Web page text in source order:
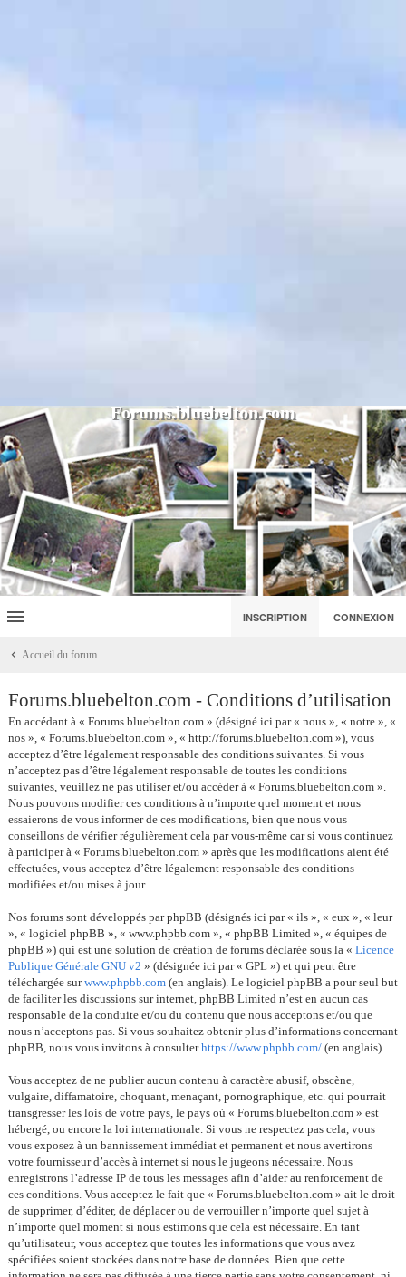
Forums.bluebelton.com
INSCRIPTION CONNEXION
Accueil du forum
Forums.bluebelton.com - Conditions d’utilisation
En accédant à « Forums.bluebelton.com » (désigné ici par « nous », « notre », «
nos », « Forums.bluebelton.com », « http://forums.bluebelton.com »), vous
acceptez d’être légalement responsable des conditions suivantes. Si vous
n’acceptez pas d’être légalement responsable de toutes les conditions
suivantes, veuillez ne pas utiliser et/ou accéder à « Forums.bluebelton.com ».
Nous pouvons modifier ces conditions à n’importe quel moment et nous
essaierons de vous informer de ces modifications, bien que nous vous
conseillons de vérifier régulièrement cela par vous-même car si vous continuez
à participer à « Forums.bluebelton.com » après que les modifications aient été
effectuées, vous acceptez d’être légalement responsable des conditions
modifiées et/ou mises à jour.
Nos forums sont développés par phpBB (désignés ici par « ils », « eux », « leur
», « logiciel phpBB », « www.phpbb.com », « phpBB Limited », « équipes de
phpBB ») qui est une solution de création de forums déclarée sous la « Licence
Publique Générale GNU v2 » (désignée ici par « GPL ») et qui peut être
téléchargée surwww.phpbb.com (en anglais). Le logiciel phpBB a pour seul but
de faciliter les discussions sur internet, phpBB Limited n’est en aucun cas
responsable de la conduite et/ou du contenu que nous acceptons et/ou que
nous n’acceptons pas. Si vous souhaitez obtenir plus d’informations concernant
phpBB, nous vous invitons à consulterhttps://www.phpbb.com/ (en anglais).
Vous acceptez de ne publier aucun contenu à caractère abusif, obscène,
vulgaire, diffamatoire, choquant, menaçant, pornographique, etc. qui pourrait
transgresser les lois de votre pays, le pays où « Forums.bluebelton.com » est
hébergé, ou encore la loi internationale. Si vous ne respectez pas cela, vous
vous exposez à un bannissement immédiat et permanent et nous avertirons
votre fournisseur d’accès à internet si nous le jugeons nécessaire. Nous
enregistrons l’adresse IP de tous les messages afin d’aider au renforcement de
ces conditions. Vous acceptez le fait que « Forums.bluebelton.com » ait le droit
de supprimer, d’éditer, de déplacer ou de verrouiller n’importe quel sujet à
n’importe quel moment si nous estimons que cela est nécessaire. En tant
qu’utilisateur, vous acceptez que toutes les informations que vous avez
spécifiées soient stockées dans notre base de données. Bien que cette